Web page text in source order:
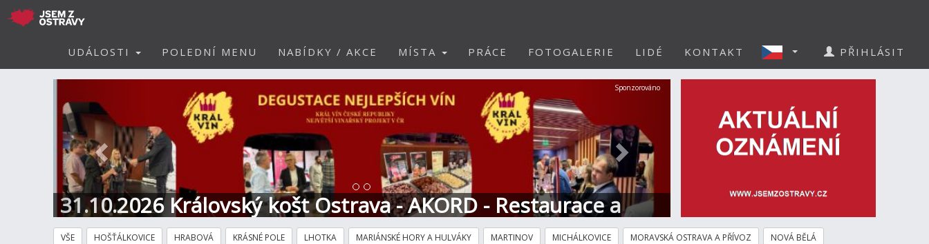
UDÁLOSTI POLEDNÍ MENU NABÍDKY / AKCE MÍSTA PRÁCE FOTOGALERIE LIDÉ KONTAKT PŘIHLÁSIT
31.10.2026 Královský košt Ostrava - AKORD - Restaurace a
Hotel
Další
Sponzorováno
VŠE HOŠŤÁLKOVICE HRABOVÁ KRÁSNÉ POLE LHOTKA MARIÁNSKÉ HORY A HULVÁKY MARTINOV MICHÁLKOVICE MORAVSKÁ OSTRAVA A PŘÍVOZ NOVÁ BĚLÁ